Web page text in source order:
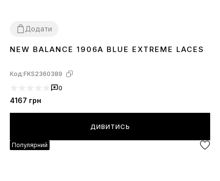
Додати
3637 3839404142 4445
NEW BALANCE 1906A BLUE EXTREME LACES
Код:FKS2360389
0
4167 грн
ДИВИТИСЬ
Популярний